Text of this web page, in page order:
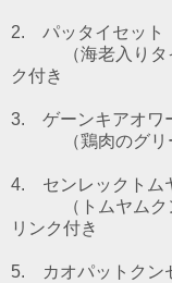
2. パッタイセット
（海老入り
ク付き
3. ゲーンキアオワ
（鶏肉のグ
4. センレックトム
（トムヤム
リンク付き
5. カオパットクン